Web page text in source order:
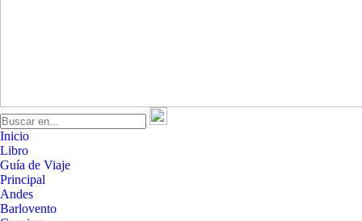
Inicio
Libro
Guía de Viaje
Principal
Andes
Barlovento